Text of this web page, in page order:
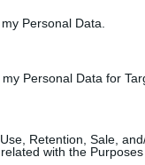
Personal Data.
Personal Data for
Retention, Sale,
with the